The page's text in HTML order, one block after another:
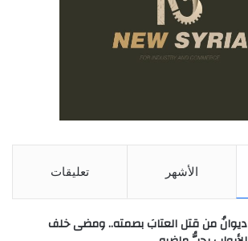
الأشهر تعليقات
ديوانُ من قتل العتابَ بصمته.. ومضى خلف